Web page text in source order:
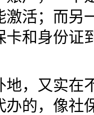
激活；而另
卡和身份证
地，又实在
办的，像社